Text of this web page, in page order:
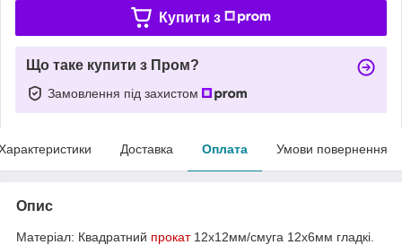
Купити з
Що таке купити з Пром?
Замовлення під захистом
Доставка Оплата Умови повернення
Опис
Матеріал: Квадратний прокат12х12мм/смуга 12х6мм гладкі.